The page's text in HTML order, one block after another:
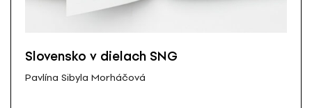
Slovensko v dielach SNG
Pavlína Sibyla Morháčová